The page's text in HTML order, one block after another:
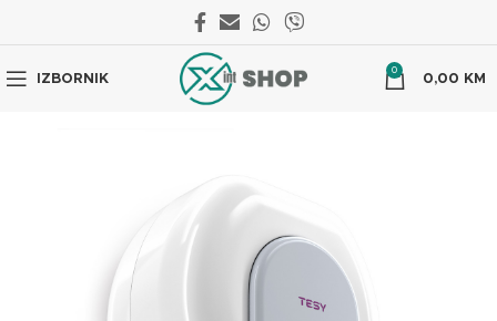
IZBORNIK
0
0,00 KM